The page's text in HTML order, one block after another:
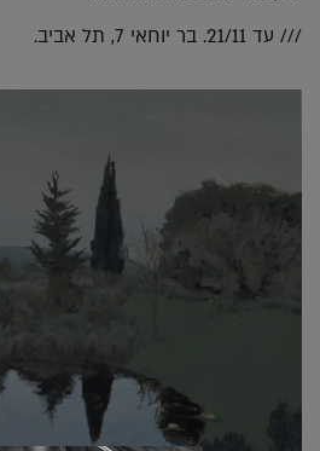
/// עד 21/11. בר יוחאי 7, תל אביב.